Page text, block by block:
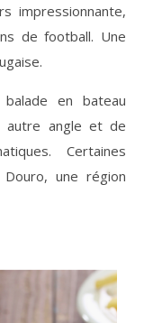
impressionnante,
de football. Une
en bateau
autre angle et de
Certaines
une région